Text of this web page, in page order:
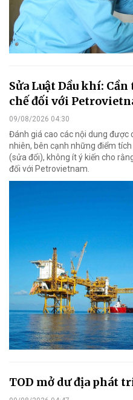
Sửa Luật Dầu khí:
chế đối với
09/08/2026 04:30
Đánh giá cao các nội dung được
nhiên, bên cạnh những điểm
(sửa đổi), không ít ý kiến cho
đối với Petrovietnam.
TOD mở dư địa phát